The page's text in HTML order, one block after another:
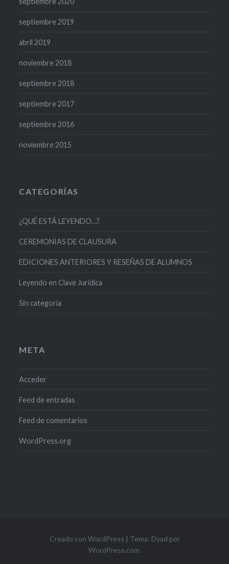
septiembre 2019
abril 2019
noviembre 2018
septiembre 2018
septiembre 2017
septiembre 2016
noviembre 2015
CATEGORÍAS
¿QUÉ ESTÁ LEYENDO…?
CEREMONIAS DE CLAUSURA
EDICIONES ANTERIORES Y RESEÑAS DE ALUMNOS
Leyendo en Clave Jurídica
Sin categoría
META
Acceder
Feed de entradas
Feed de comentarios
WordPress.org
Creado con WordPress | Tema: Dyad por
WordPress.com.